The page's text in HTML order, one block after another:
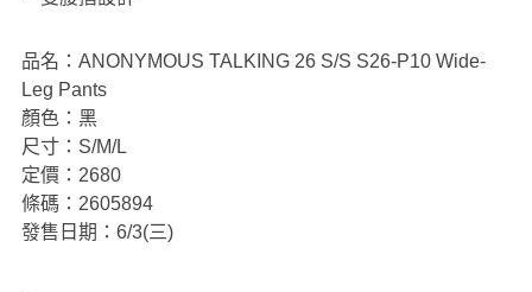
品名：ANONYMOUS TALKING 26 S/S S26-P10 Wide-
Leg Pants
顏色：黑
尺寸：S/M/L
定價：2680
條碼：2605894
發售日期：6/3(三)